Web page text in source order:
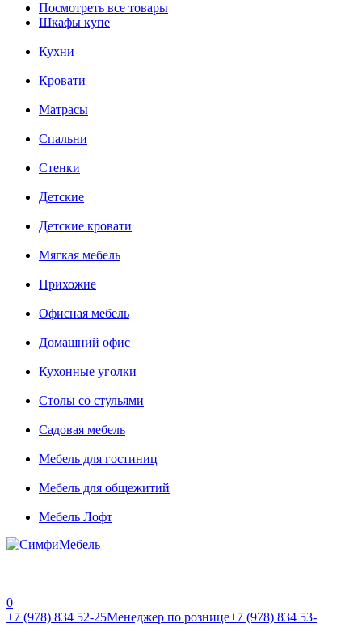
Посмотреть все товары
Шкафы купе
Кухни
Кровати
Матрасы
Cпальни
Стенки
Детские
Детские кровати
Мягкая мебель
Прихожие
Офисная мебель
Домашний офис
Кухонные уголки
Столы со стульями
Садовая мебель
Мебель для гостиниц
Мебель для общежитий
Мебель Лофт
0
+7 (978) 834 52-25Менеджер по рознице+7 (978) 834 53-